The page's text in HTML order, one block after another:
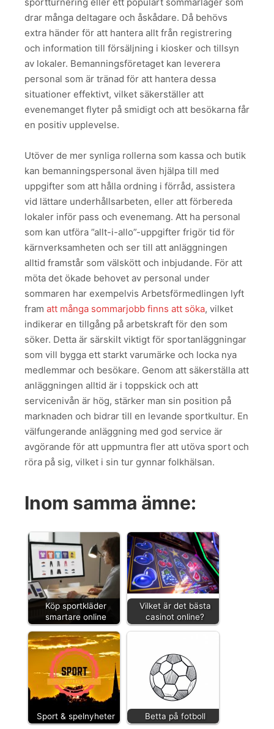
drar många deltagare och åskådare. Då behövs
extra händer för att hantera allt från registrering
och information till försäljning i kiosker och tillsyn
av lokaler. Bemanningsföretaget kan leverera
personal som är tränad för att hantera dessa
situationer effektivt, vilket säkerställer att
evenemanget flyter på smidigt och att besökarna får
en positiv upplevelse.
Utöver de mer synliga rollerna som kassa och butik
kan bemanningspersonal även hjälpa till med
uppgifter som att hålla ordning i förråd, assistera
vid lättare underhållsarbeten, eller att förbereda
lokaler inför pass och evenemang. Att ha personal
som kan utföra ”allt-i-allo”-uppgifter frigör tid för
kärnverksamheten och ser till att anläggningen
alltid framstår som välskött och inbjudande. För att
möta det ökade behovet av personal under
sommaren har exempelvis Arbetsförmedlingen lyft
fram att många sommarjobb finns att söka, vilket
indikerar en tillgång på arbetskraft för den som
söker. Detta är särskilt viktigt för sportanläggningar
som vill bygga ett starkt varumärke och locka nya
medlemmar och besökare. Genom att säkerställa att
anläggningen alltid är i toppskick och att
servicenivån är hög, stärker man sin position på
marknaden och bidrar till en levande sportkultur. En
välfungerande anläggning med god service är
avgörande för att uppmuntra fler att utöva sport och
röra på sig, vilket i sin tur gynnar folkhälsan.
Inom samma ämne:
Köp sportkläder
smartare online
Vilket är det bästa
casinot online?
Sport & spelnyheter Betta på fotboll